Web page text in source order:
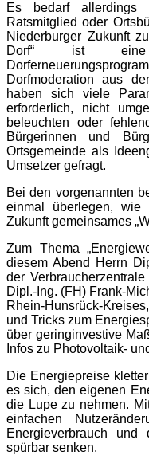
Es bedarf allerdings
Ratsmitglied oder
Niederburger Zukunft
Dorf“ ist eine
Dorfmoderation aus
haben sich viele
erforderlich, nicht
beleuchten oder
Bürgerinnen und
Ortsgemeinde als
Umsetzer gefragt.
Bei den vorgenannten
einmal überlegen,
Zukunft gemeinsames
Zum Thema
diesem Abend Herrn
der
Dipl.-Ing. (FH) Frank-
Rhein-Hunsrück-
und Tricks zum
über geringinvestive
Infos zu Photovoltaik-
Die Energiepreise
es sich, den eigenen
die Lupe zu nehmen.
einfachen
Energieverbrauch und
spürbar senken.